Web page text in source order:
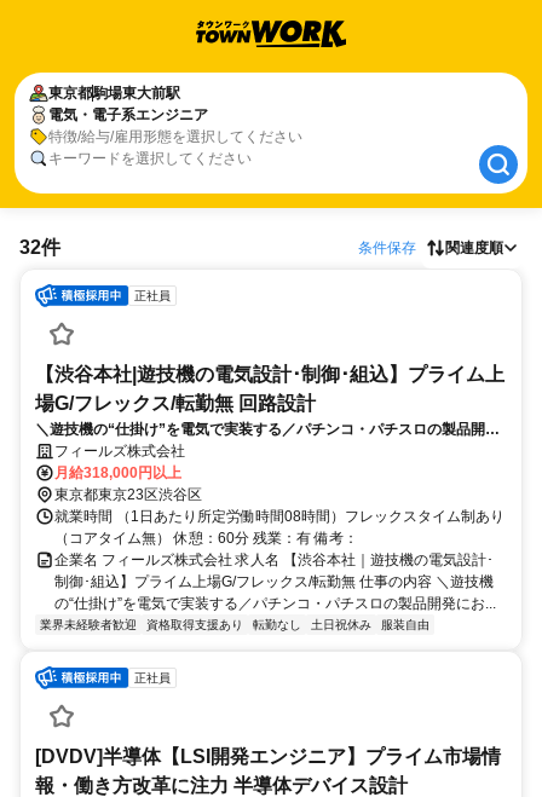
東京都駒場東大前駅
電気・電子系エンジニア
特徴/給与/雇用形態を選択してください
キーワードを選択してください
東京都駒場東大前駅
電気・電子系エンジニア
32件 条件保存 関連度順
正社員
【渋谷本社|遊技機の電気設計･制御･組込】プライム上
場G/フレックス/転勤無 回路設計
＼遊技機の“仕掛け”を電気で実装する／パチンコ・パチスロの製品開発
において電気系の仕組みを考え、形にしていく電気設計業務。遊技機の
企画段階から、どんな仕掛けをするのかを電気的な視点で製品化を実
現。
フィールズ株式会社
月給318,000円以上
東京都東京23区渋谷区
就業時間 （1日あたり所定労働時間08時間）フレックスタイム制あり
（コアタイム無） 休憩：60分 残業：有 備考：
企業名 フィールズ株式会社 求人名 【渋谷本社｜遊技機の電気設計･
制御･組込】プライム上場G/フレックス/転勤無 仕事の内容 ＼遊技機
の“仕掛け”を電気で実装する／パチンコ・パチスロの製品開発にお...
業界未経験者歓迎 資格取得支援あり 転勤なし 土日祝休み 服装自由
正社員
[DVDV]半導体【LSI開発エンジニア】プライム市場情
報・働き方改革に注力 半導体デバイス設計